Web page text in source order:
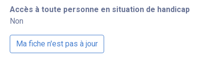
Accès à toute personne en situation de handicap
Non
Ma fiche n'est pas à jour